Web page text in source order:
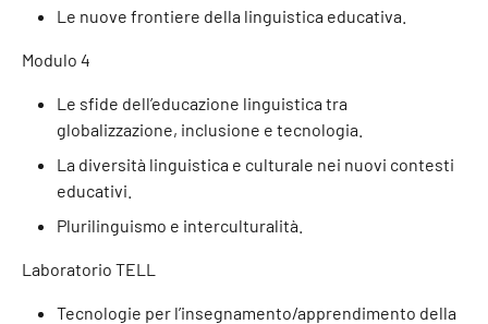
Le nuove frontiere della linguistica educativa.
Modulo 4
Le sfide dell’educazione linguistica tra
globalizzazione, inclusione e tecnologia.
La diversità linguistica e culturale nei nuovi contesti
educativi.
Plurilinguismo e interculturalità.
Laboratorio TELL
Tecnologie per l’insegnamento/apprendimento della